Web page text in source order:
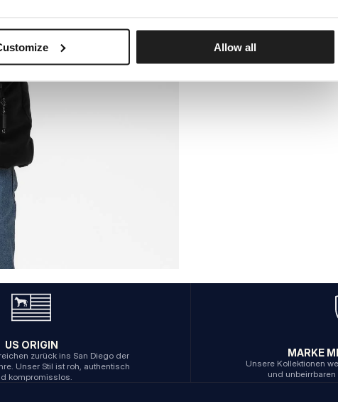
Allow all
- Isolierung: 100 % Polyester
Borys Mańkowski ist 171 cm
US ORIGIN
zurück ins San Diego der
Unser Stil ist roh, authentisch
kompromisslos.
MARKE
Unsere Kollektionen
und